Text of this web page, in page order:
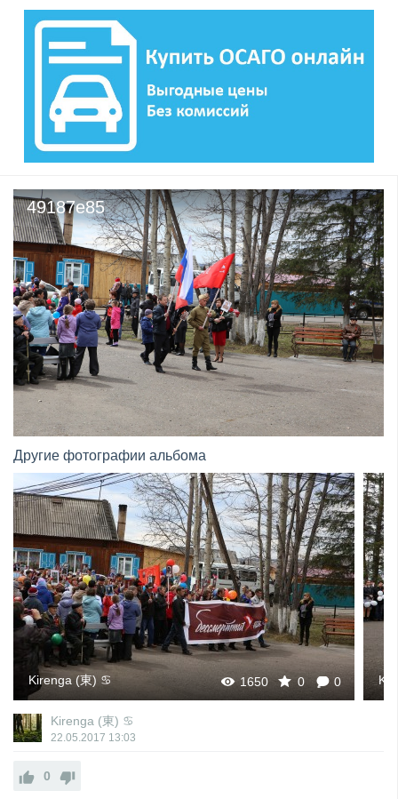
49187e85
Другие фотографии альбома
1650 0 0
Kirenga (東) ♋
Kirenga (東) ♋
22.05.2017 13:03
0